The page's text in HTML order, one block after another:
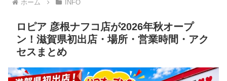
ホーム INFO
ロピア 彦根ナフコ店が2026年秋オープ
ン！滋賀県初出店・場所・営業時間・アク
セスまとめ